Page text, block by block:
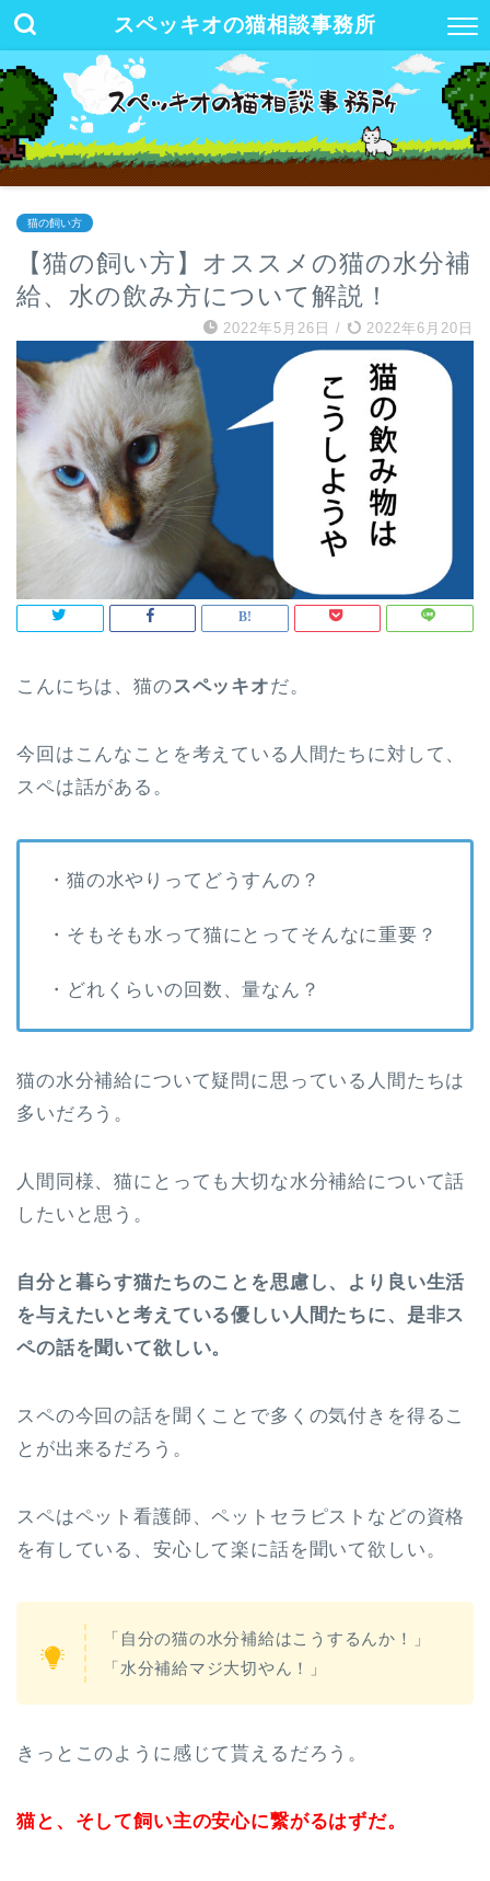
スペッキオの猫相談事務所
猫の飼い方
【猫の飼い方】オススメの猫の水分補
給、水の飲み方について解説！
2022年5月26日 / 2022年6月20日
こんにちは、猫のスペッキオだ。
今回はこんなことを考えている人間たちに対して、
スペは話がある。
・猫の水やりってどうすんの？
・そもそも水って猫にとってそんなに重要？
・どれくらいの回数、量なん？
猫の水分補給について疑問に思っている人間たちは
多いだろう。
人間同様、猫にとっても大切な水分補給について話
したいと思う。
自分と暮らす猫たちのことを思慮し、より良い生活
を与えたいと考えている優しい人間たちに、是非ス
ペの話を聞いて欲しい。
スペの今回の話を聞くことで多くの気付きを得るこ
とが出来るだろう。
スペはペット看護師、ペットセラピストなどの資格
を有している、安心して楽に話を聞いて欲しい。
「自分の猫の水分補給はこうするんか！」
「水分補給マジ大切やん！」
きっとこのように感じて貰えるだろう。
猫と、そして飼い主の安心に繋がるはずだ。